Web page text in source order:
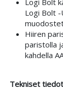
Logi Bolt
Hiiren
paristolla
kahdella
Tekniset tiedot